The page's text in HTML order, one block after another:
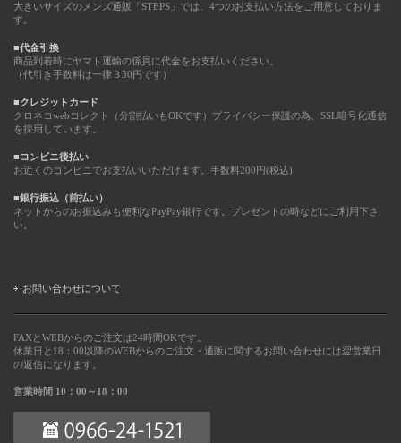
大きいサイズのメンズ通販「STEPS」では、4つのお支払い方法をご用意しておりま
す。
■代金引換
商品到着時にヤマト運輸の係員に代金をお支払いください。
（代引き手数料は一律３30円です）
■クレジットカード
クロネコwebコレクト（分割払いもOKです）プライバシー保護の為、SSL暗号化通信
を採用しています。
■コンビニ後払い
お近くのコンビニでお支払いいただけます。手数料200円(税込)
■銀行振込（前払い）
ネットからのお振込みも便利なPayPay銀行です。プレゼントの時などにご利用下さ
い。
お問い合わせについて
FAXとWEBからのご注文は24時間OKです。
休業日と18：00以降のWEBからのご注文・通販に関するお問い合わせには翌営業日
の返信になります。
営業時間 10：00～18：00